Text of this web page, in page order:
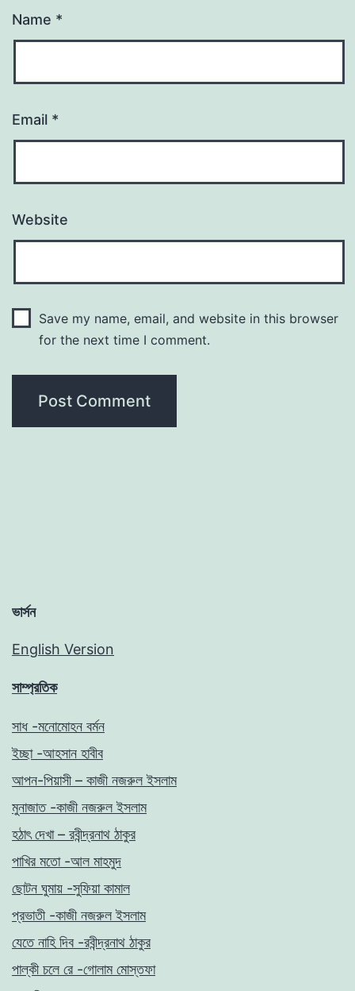
Name *
Email *
Website
Save my name, email, and website in this browser
for the next time I comment.
ভার্সন
English Version
সাম্প্রতিক
সাধ -মনোমোহন বর্মন
ইচ্ছা -আহসান হাবীব
আপন-পিয়াসী – কাজী নজরুল ইসলাম
মুনাজাত -কাজী নজরুল ইসলাম
হঠাৎ দেখা – রবীন্দ্রনাথ ঠাকুর
পাখির মতো -আল মাহমুদ
ছোটন ঘুমায় -সুফিয়া কামাল
প্রভাতী -কাজী নজরুল ইসলাম
যেতে নাহি দিব -রবীন্দ্রনাথ ঠাকুর
পাল্কী চলে রে -গোলাম মোস্তফা